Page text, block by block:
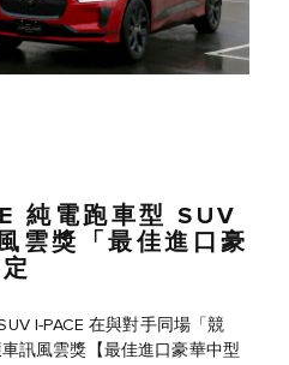
純電跑車型 SUV
雲獎「最佳進口豪
I-PACE 在與對手同場「競
訊風雲獎【最佳進口豪華中型